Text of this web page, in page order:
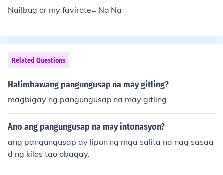
ng sukat ay lalabindalawang pantig.Bagamat wala ito
la......Yan Add me po sa FB lloydchocolicx25@yahoo.co
m
Nailbug or my favirote= Na Na
Related Questions
Halimbawang pangungusap na may gitling?
magbigay ng pangungusap na may gitling
Ano ang pangungusap na may intonasyon?
ang pangungusap ay lipon ng mga salita na nag sasaa
d ng kilos tao obagay.